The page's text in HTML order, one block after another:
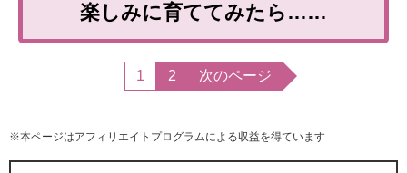
楽しみに育ててみたら……
1 2 次のページ
※本ページはアフィリエイトプログラムによる収益を得ています